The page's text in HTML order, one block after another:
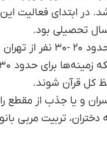
در ابتدای فعالیت
در ابتدا گمان نمی‌کردیم
و یا جذب از مقطع
تربیت مربی